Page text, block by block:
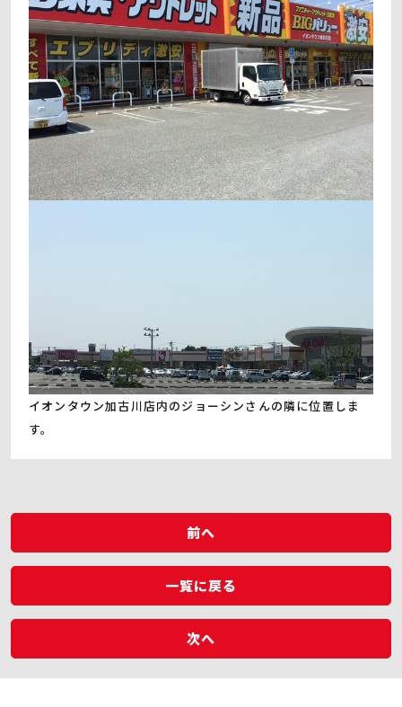
イオンタウン加古川店内のジョーシンさんの隣に位置しま
す。
前へ
一覧に戻る
次へ